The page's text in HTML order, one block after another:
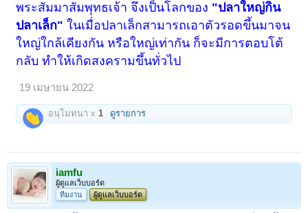
พระสัมมาสัมพุทธเจ้า จึงเป็นโลกของ "ปลาใหญ่กิน
ปลาเล็ก" ในเมื่อปลาเล็กสามารถเอาตัวรอดขึ้นมาจน
ใหญ่ใกล้เคียงกัน หรือใหญ่เท่ากัน ก็จะมีการตอบโต้
กลับ ทำให้เกิดสงครามขึ้นทั่วไป
19 เมษายน 2022
อนุโมทนา x1 ดูรายการ
iamfu
ผู้ดูแลเว็บบอร์ด
ทีมงาน
ผู้ดูแลเว็บบอร์ด